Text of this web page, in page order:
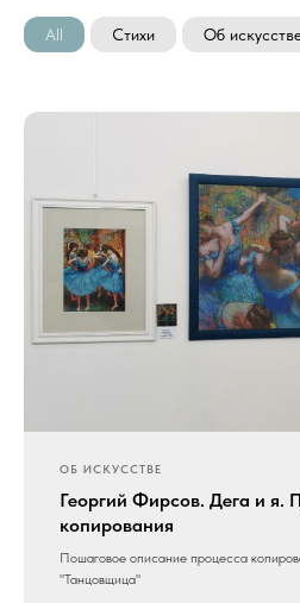
All Стихи Об
ОБ ИСКУССТВЕ
Георгий Фирсов. Дега и я.
копирования
Пошаговое описание процесса
"Танцовщица"